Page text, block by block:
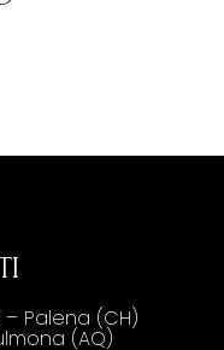
– Palena (CH)
(AQ)